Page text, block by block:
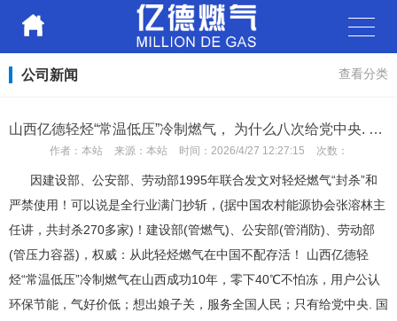
公司新闻 查看分类
山西亿德轻烃“常温低压”冷制燃气， 为什么八次给党中央. 国务院. 人大. 政协及有关部委报“喜报”？
作者： 本站 来源： 本站 时间： 2026/4/27 12:27:15 次数：
因建设部、公安部、劳动部1995年联合发文对轻烃燃气“封杀”和
严禁使用！可以说是全行业满门抄斩，(据中国农村能源协会张溶林主
任讲，共封杀270多家)！建设部(管燃气)、公安部(管消防)、劳动部
(管压力容器)，权威：从此轻烃燃气在中国不配存活！ 山西亿德轻
烃“常温低压”冷制燃气在山西成功10年，零下40℃不怕冻，用户公认
环保节能，气好价低；想出娘子关，服务全国人民；只有给党中央. 国